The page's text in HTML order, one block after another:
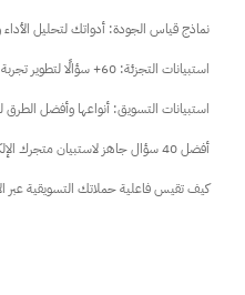
نماذج قياس الجودة: أدواتك لتحليل
استبيانات التجزئة: 60+ سؤالًا لتطوير تجربة التسوّق
استبيانات التسويق: أنواعها وأفضل الطرق
أفضل 40 سؤال جاهز لاستبيان متجرك الإلكتروني
كيف تقيس فاعلية حملاتك التسويقية عبر